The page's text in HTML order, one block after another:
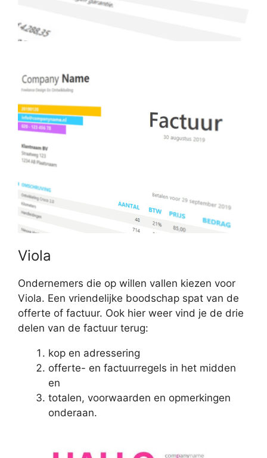
Viola
Ondernemers die op willen vallen kiezen voor
Viola. Een vriendelijke boodschap spat van de
offerte of factuur. Ook hier weer vind je de drie
delen van de factuur terug:
kop en adressering
offerte- en factuurregels in het midden
en
totalen, voorwaarden en opmerkingen
onderaan.